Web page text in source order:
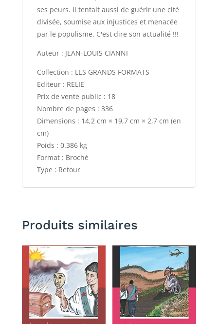
ses peurs. Il tentait aussi de guérir une cité
divisée, soumise aux injustices et menacée
par le populisme. C'est dire son actualité !!!
Auteur : JEAN-LOUIS CIANNI
Collection : LES GRANDS FORMATS
Editeur : RELIE
Prix de vente public : 18
Nombre de pages : 336
Dimensions : 14,2 cm × 19,7 cm × 2,7 cm (en
cm)
Poids : 0.386 kg
Format : Broché
Type : Retour
Produits similaires